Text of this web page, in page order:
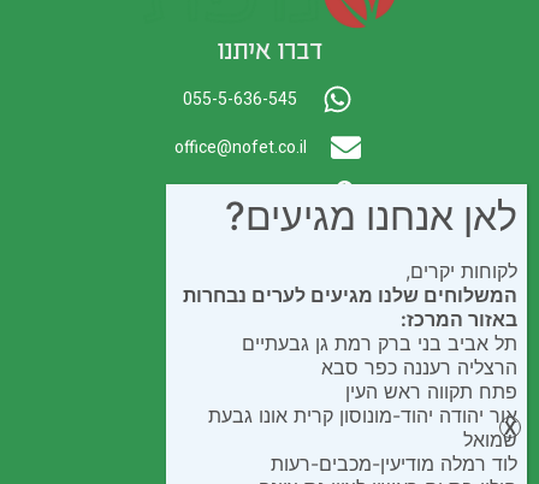
דברו איתנו
055-5-636-545
office@nofet.co.il
לאן אנחנו מגיעים?
לקוחות יקרים,
המשלוחים שלנו מגיעים לערים נבחרות
באזור המרכז:
תל אביב בני ברק רמת גן גבעתיים
הרצליה רעננה כפר סבא
פתח תקווה ראש העין
אור יהודה יהוד-מונוסון קרית אונו גבעת
שמואל
לוד רמלה מודיעין-מכבים-רעות